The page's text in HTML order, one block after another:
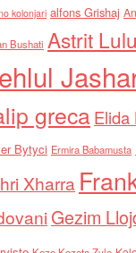
kolonjari alfons Grishaj
Bushati Astrit
grecaElida
Bytyci Ermira Babamusta
Xharra
Gezim